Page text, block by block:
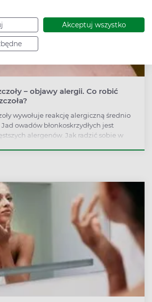
Akceptuj wszystko
– objawy alergii. Co robić
wywołuje reakcję alergiczną średnio
Jad owadów błonkoskrzydłych jest
alergenów. Jak radzić sobie w